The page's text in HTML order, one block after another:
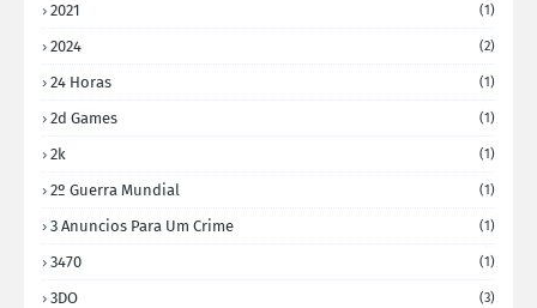
2021 (1)
2024 (2)
24 Horas (1)
2d Games (1)
2k (1)
2º Guerra Mundial (1)
3 Anuncios Para Um Crime (1)
3470 (1)
3DO (3)